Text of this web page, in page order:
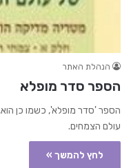
הנהלת האתר
הספר סדר מופלא
הספר 'סדר מופלא', כשמו כן
עולם הצמחים.
לחץ להמשך »